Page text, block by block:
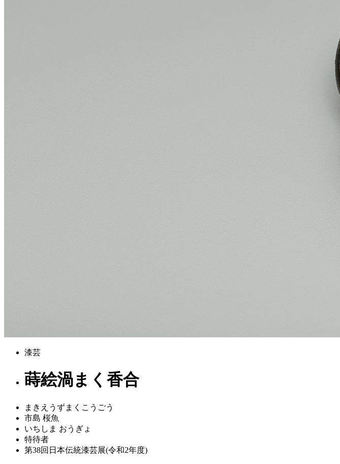
漆芸
蒔絵渦まく香合
まきえうずまくこうごう
市島 桜魚
いちしま おうぎょ
特待者
第38回日本伝統漆芸展(令和2年度)